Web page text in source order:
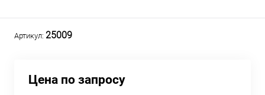
Артикул: 25009
Цена по запросу